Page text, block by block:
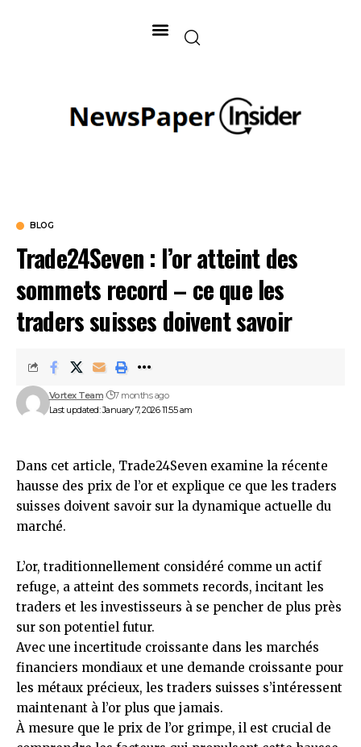
BLOG
Trade24Seven : l’or atteint des
sommets record – ce que les
traders suisses doivent savoir
Last updated: January 7, 2026 11:55 am
Vortex Team 7 months ago
Dans cet article, Trade24Seven examine la récente
hausse des prix de l’or et explique ce que les traders
suisses doivent savoir sur la dynamique actuelle du
marché.
L’or, traditionnellement considéré comme un actif
refuge, a atteint des sommets records, incitant les
traders et les investisseurs à se pencher de plus près
sur son potentiel futur.
Avec une incertitude croissante dans les marchés
financiers mondiaux et une demande croissante pour
les métaux précieux, les traders suisses s’intéressent
maintenant à l’or plus que jamais.
À mesure que le prix de l’or grimpe, il est crucial de